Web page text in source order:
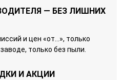
— БЕЗ ЛИШНИХ
и цен «от…», только
только без пыли.
И АКЦИИ